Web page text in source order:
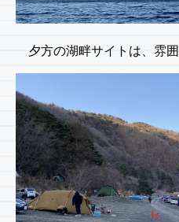
夕方の湖畔サイトは、雰